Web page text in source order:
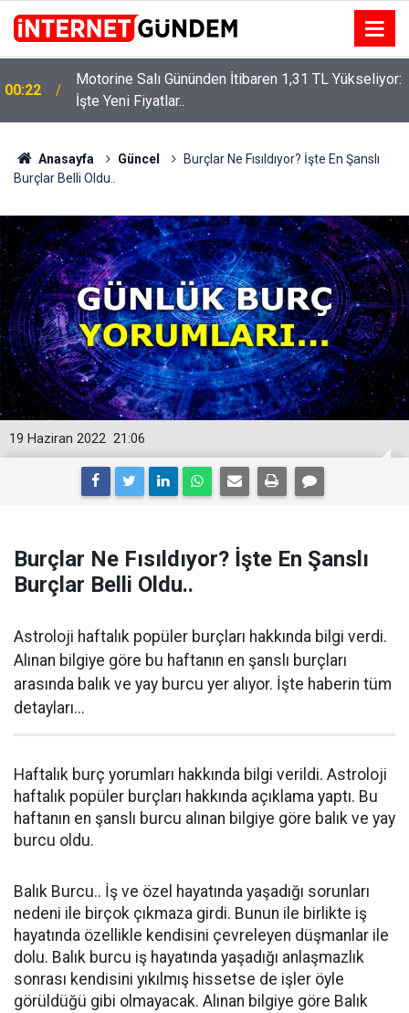
00:22
Motorine Salı Gününden İtibaren 1,31 TL Yükseliyor:
İşte Yeni Fiyatlar..
Anasayfa Güncel
Burçlar Ne Fısıldıyor? İşte En Şanslı
Burçlar Belli Oldu..
21:06
19 Haziran 2022
Burçlar Ne Fısıldıyor? İşte En Şanslı
Burçlar Belli Oldu..
Astroloji haftalık popüler burçları hakkında bilgi verdi.
Alınan bilgiye göre bu haftanın en şanslı burçları
arasında balık ve yay burcu yer alıyor. İşte haberin tüm
detayları...
Haftalık burç yorumları hakkında bilgi verildi. Astroloji
haftalık popüler burçları hakkında açıklama yaptı. Bu
haftanın en şanslı burcu alınan bilgiye göre balık ve yay
burcu oldu.
Balık Burcu.. İş ve özel hayatında yaşadığı sorunları
nedeni ile birçok çıkmaza girdi. Bunun ile birlikte iş
hayatında özellikle kendisini çevreleyen düşmanlar ile
dolu. Balık burcu iş hayatında yaşadığı anlaşmazlık
sonrası kendisini yıkılmış hissetse de işler öyle
görüldüğü gibi olmayacak. Alınan bilgiye göre Balık